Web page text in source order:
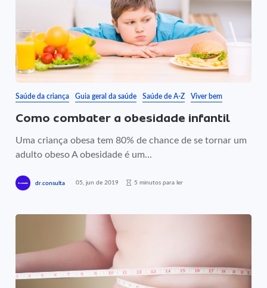
Saúde da criança Guia geral da saúde Saúde de A-Z Viver bem
Como combater a obesidade infantil
Uma criança obesa tem 80% de chance de se tornar um
adulto obeso A obesidade é um...
dr.consulta 05, jun de 2019 5 minutos para ler